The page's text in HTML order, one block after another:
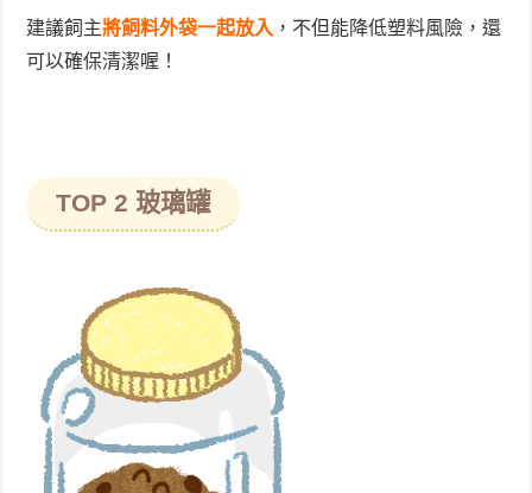
建議飼主將飼料外袋一起放入 ，不但能降低塑料風險，還
可以確保清潔喔！
TOP 2 玻璃罐